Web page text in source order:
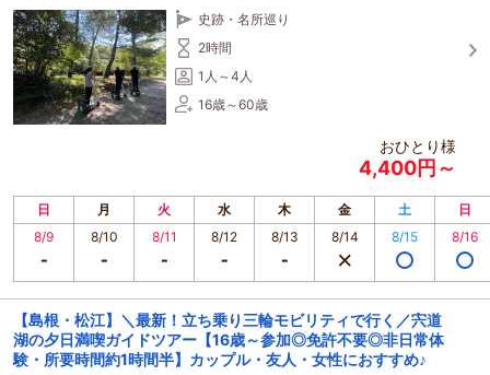
史跡・名所巡り
2時間
1人～4人
16歳～60歳
おひとり様
4,400円～
日 月 火 水 木 金 土
日
8/9
8/10 8/11 8/12 8/13 8/14 8/15 8/16
【島根・松江】＼最新！立ち乗り三輪モビリティで行く／宍道
湖の夕日満喫ガイドツアー【16歳～参加◎免許不要◎非日常体
験・所要時間約1時間半】カップル・友人・女性におすすめ♪